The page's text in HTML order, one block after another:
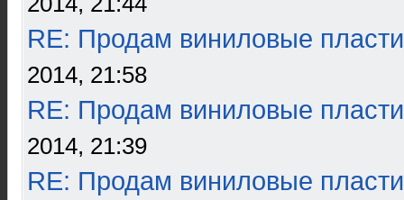
RE: Продам виниловые
2014, 21:58
RE: Продам виниловые
2014, 21:39
RE: Продам виниловые